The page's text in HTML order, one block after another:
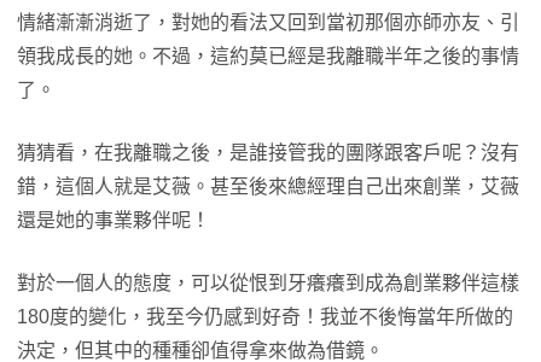
情緒漸漸消逝了，對她的看法又回到當初那個亦師亦友、引
領我成長的她。不過，這約莫已經是我離職半年之後的事情
了。
猜猜看，在我離職之後，是誰接管我的團隊跟客戶呢？沒有
錯，這個人就是艾薇。甚至後來總經理自己出來創業，艾薇
還是她的事業夥伴呢！
對於一個人的態度，可以從恨到牙癢癢到成為創業夥伴這樣
180度的變化，我至今仍感到好奇！我並不後悔當年所做的
決定，但其中的種種卻值得拿來做為借鏡。